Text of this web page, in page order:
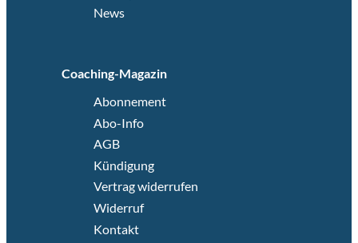
News
Coaching-Magazin
Abonnement
Abo-Info
AGB
Kündigung
Vertrag widerrufen
Widerruf
Kontakt